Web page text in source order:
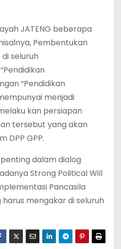
JATENG beberapa
Pembentukan
di seluruh
“Pendidikan
menjadi
kan persiapan
tersebut yang akan
DPP GPP.
dalam dialog
Strong Political Will
Pancasila
mengakar di seluruh